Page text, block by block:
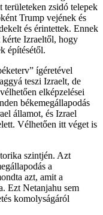
területeken zsidó telepek
Trump vejének és
és érintettek. Ennek
kérte Izraeltől, hogy
építésétől.
ígéretével
teszi Izraelt, de
elképzelései
békemegállapodás
államot, és Izrael
Vélhetően itt véget is
szintjén. Azt
a
azt, amit a
Ezt Netanjahu sem
komolyságáról